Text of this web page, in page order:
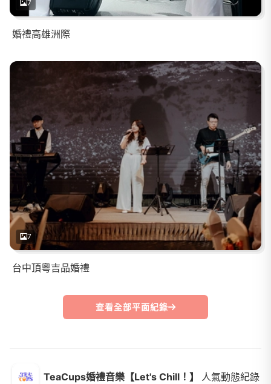
7
婚禮高雄洲際
7
台中頂粵吉品婚禮
查看全部平面紀錄
TeaCups婚禮音樂【Let's Chill！】 人氣動態紀錄